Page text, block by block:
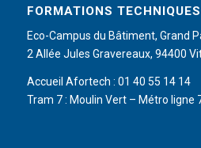
FORMATIONS
Eco-Campus du Bâtiment, Grand
2 Allée Jules Gravereaux, 94400
Accueil Afortech : 01 40 55 14 14
Tram 7 : Moulin Vert – Métro ligne